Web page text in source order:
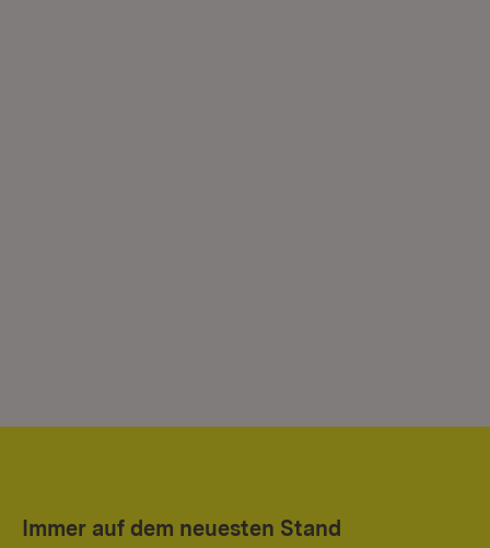
Immer auf dem neuesten Stand